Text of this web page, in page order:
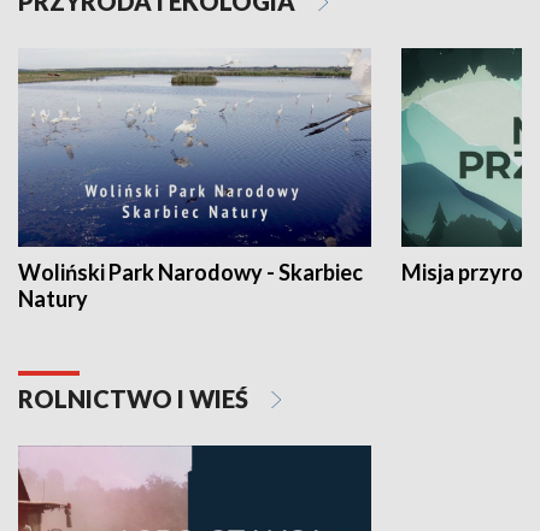
Woliński Park Narodowy - Skarbiec
Natury
Misja
ROLNICTWO I WIEŚ